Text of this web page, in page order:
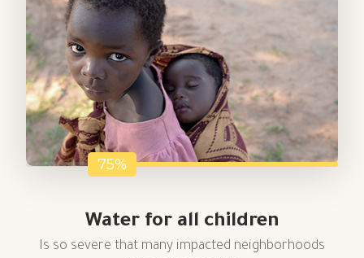
75%
Water for all children
Is so severe that many impacted neighborhoods